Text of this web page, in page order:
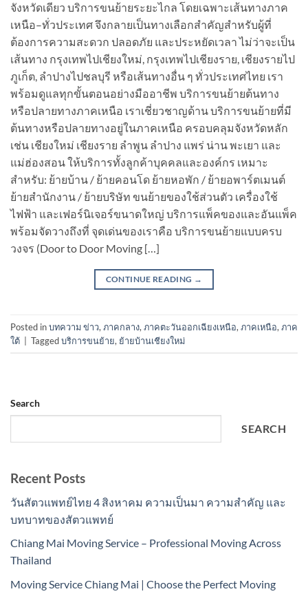
จังหวัดเดียว บริการขนย้ายระยะไกล โดยเฉพาะเส้นทางภาค
เหนือ–ทั่วประเทศ จึงกลายเป็นทางเลือกสำคัญสำหรับผู้ที่
ต้องการความสะดวก ปลอดภัย และประหยัดเวลา ไม่ว่าจะเป็น
เส้นทาง กรุงเทพไปเชียงใหม่, กรุงเทพไปเชียงราย, เชียงรายไป
ภูเก็ต, ลำปางไปชลบุรี หรือเส้นทางอื่น ๆ ทั่วประเทศไทย เรา
พร้อมดูแลทุกขั้นตอนอย่างมืออาชีพ บริการขนย้ายต้นทาง
หรือปลายทางภาคเหนือ เราเชี่ยวชาญด้าน บริการขนย้ายที่มี
ต้นทางหรือปลายทางอยู่ในภาคเหนือ ครอบคลุมจังหวัดหลัก
เช่น เชียงใหม่ เชียงราย ลำพูน ลำปาง แพร่ น่าน พะเยา และ
แม่ฮ่องสอน ให้บริการทั้งลูกค้าบุคคลและองค์กร เหมาะ
สำหรับ: ย้ายบ้าน / ย้ายคอนโด ย้ายหอพัก / ย้ายอพาร์ตเมนต์
ย้ายสำนักงาน / ย้ายบริษัท ขนย้ายของใช้ส่วนตัว เครื่องใช้
ไฟฟ้า และเฟอร์นิเจอร์ขนาดใหญ่ บริการแพ็คของและอันแพ็ค
พร้อมจัดวางถึงที่ จุดเด่นของเราคือ บริการขนย้ายแบบครบ
วงจร (Door to Door Moving […]
CONTINUE READING →
Posted inบทความ ข่าว, ภาคกลาง, ภาคตะวันออกเฉียงเหนือ, ภาคเหนือ, ภาค
ใต้
Taggedบริการขนย้าย, ย้ายบ้านเชียงใหม่
Search
SEARCH
Recent Posts
วันสัตวแพทย์ไทย 4 สิงหาคม ความเป็นมา ความสำคัญ และ
บทบาทของสัตวแพทย์
Chiang Mai Moving Service – Professional Moving Across
Thailand
Moving Service Chiang Mai | Choose the Perfect Moving